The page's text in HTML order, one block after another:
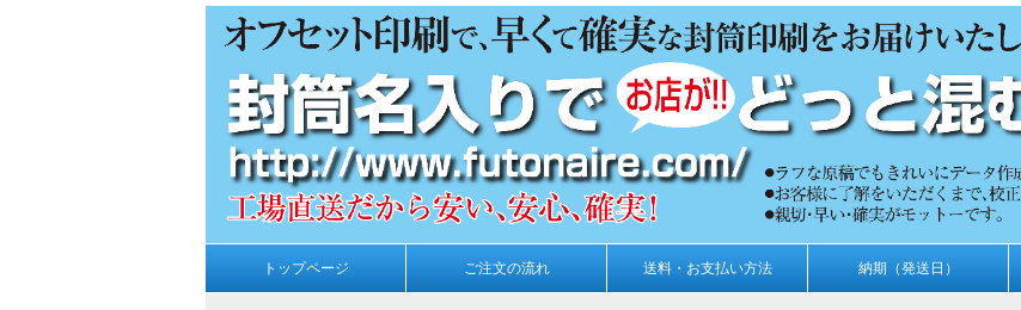
トップページ ご注文の流れ 送料・お支払い方法 納期（発送日）